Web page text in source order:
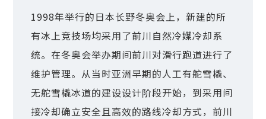
1998年举行的日本长野冬奥会上，新建的所
有冰上竞技场均采用了前川自然冷媒冷却系
统。在冬奥会举办期间前川对滑行跑道进行了
维护管理。从当时亚洲早期的人工有舵雪橇、
无舵雪橇冰道的建设设计阶段开始，到采用间
接冷却确立安全且高效的路线冷却方式，前川